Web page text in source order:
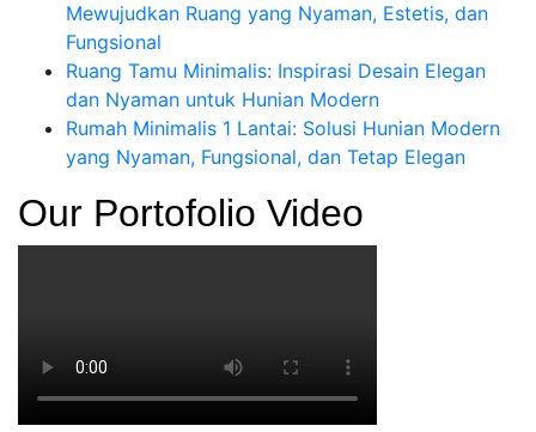
Mewujudkan Ruang yang Nyaman, Estetis, dan
Fungsional
Ruang Tamu Minimalis: Inspirasi Desain Elegan
dan Nyaman untuk Hunian Modern
Rumah Minimalis 1 Lantai: Solusi Hunian Modern
yang Nyaman, Fungsional, dan Tetap Elegan
Our Portofolio Video